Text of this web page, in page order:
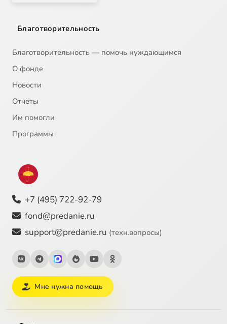
Благотворительность
Благотворительность — помочь нуждающимся
О фонде
Новости
Отчёты
Им помогли
Программы
+7 (495) 722-92-79
fond@predanie.ru
support@predanie.ru (техн.вопросы)
Мне нужна помощь